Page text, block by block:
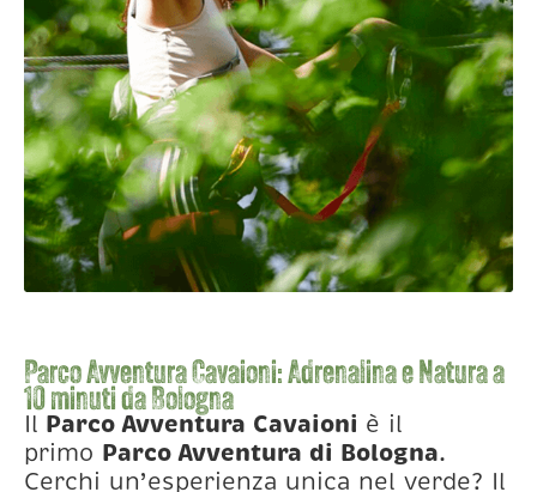
Parco Avventura Cavaioni: Adrenalina e Natura a
10 minuti da Bologna
Il Parco Avventura Cavaioni è il
primo Parco Avventura di Bologna.
Cerchi un’esperienza unica nel verde? Il